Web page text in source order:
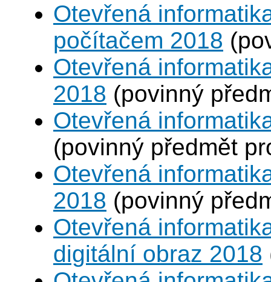
Otevřená
počítačem 2018
Otevřená
2018 (povinný
Otevřená
(povinný předmět
Otevřená
2018 (povinný
Otevřená
digitální obraz 2018